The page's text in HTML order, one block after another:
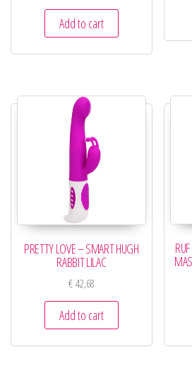
Add to cart
PRETTY LOVE – SMART HUGH
RABBIT LILAC
€42,68
Add to cart